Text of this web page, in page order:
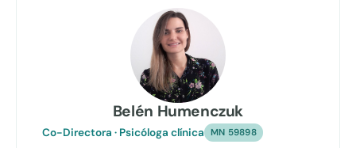
Belén Humenczuk
Co-Directora · Psicóloga clínica MN 59898